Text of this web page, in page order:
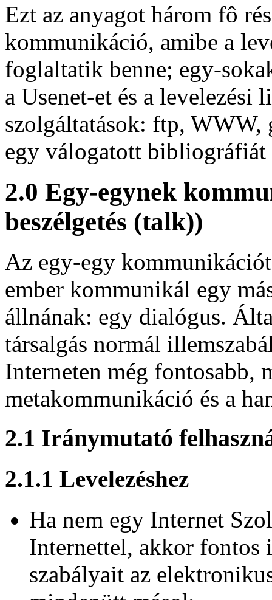
Ezt az anyagot három fô
kommunikáció, amibe a
foglaltatik benne; egy-
a Usenet-et és a levelezési
szolgáltatások: ftp,
egy válogatott bibliográfiát
2.0 Egy-egynek
beszélgetés (talk))
Az egy-egy
ember kommunikál egy
állnának: egy dialógus.
társalgás normál
Interneten még fontosabb,
metakommunikáció és a
2.1 Iránymutató
2.1.1 Levelezéshez
Ha nem egy Internet
Internettel, akkor fontos
szabályait az